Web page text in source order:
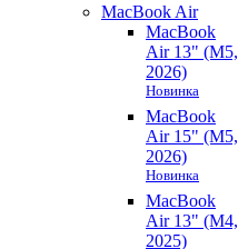
MacBook Air
MacBook
Air 13" (M5,
2026)
Новинка
MacBook
Air 15" (M5,
2026)
Новинка
MacBook
Air 13" (M4,
2025)